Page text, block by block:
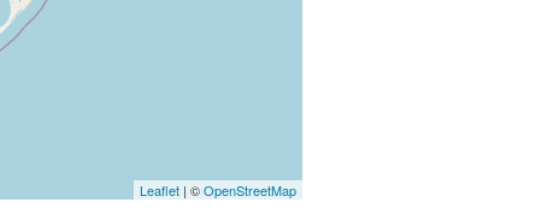
Leaflet| ©OpenStreetMap